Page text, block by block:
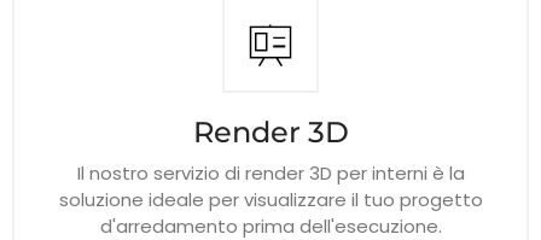
Render 3D
Il nostro servizio di render 3D per interni è la
soluzione ideale per visualizzare il tuo progetto
d'arredamento prima dell'esecuzione.